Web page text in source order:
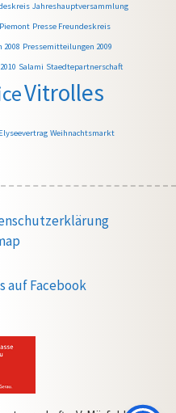
Jahreshauptversammlung
Piemont Presse Freundeskreis
Pressemitteilungen 2009
Salami Staedtepartnerschaft
Vitrolles
Weihnachtsmarkt
auf Facebook